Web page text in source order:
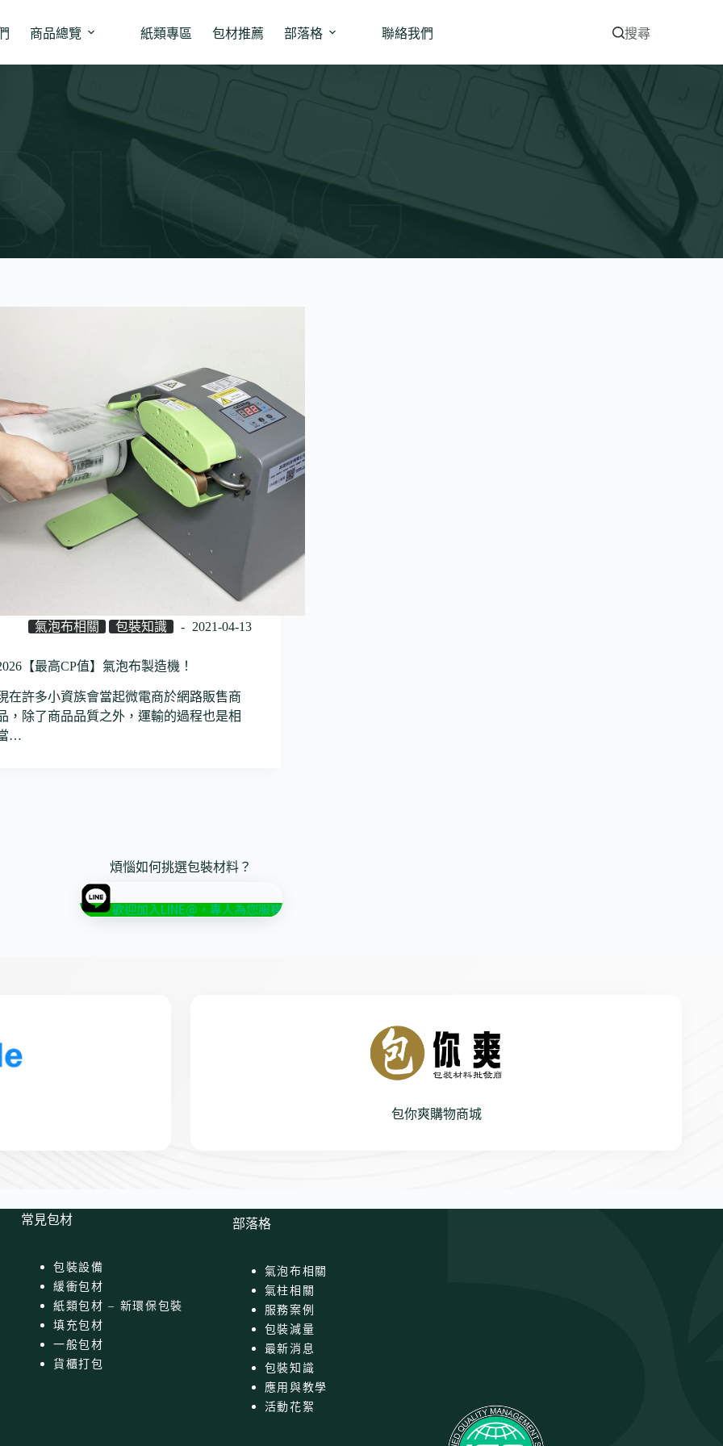
商品總覽 紙類專區 包材推薦 部落格 聯絡我們 搜尋
氣泡布相關 包裝知識 2021-04-13
【最高CP值】氣泡布製造機！
在許多小資族會當起微電商於網路販售商
，除了商品品質之外，運輸的過程也是相
…
煩惱如何挑選包裝材料？
歡迎加入LINE@，專人為您服務
包你爽購物商城
常見包材
包裝設備
緩衝包材
紙類包材 – 新環保包裝
填充包材
一般包材
貨櫃打包
部落格
氣泡布相關
氣柱相關
服務案例
包裝減量
最新消息
包裝知識
應用與教學
活動花絮